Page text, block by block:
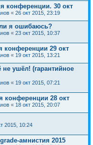
конференции. 30 окт
« 26 окт 2015, 23:19
я ошибаюсь?
« 23 окт 2015, 10:37
конференции 29 окт
« 19 окт 2015, 13:21
ушёл! (гарантийное
« 19 окт 2015, 07:21
конференции 28 окт
« 18 окт 2015, 20:07
2015, 10:24
амнистия 2015